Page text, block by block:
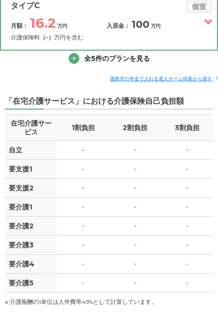
月額費用 13.9
7.5
4.5 万円
食費 ? 1.9 万円
水道・光熱費 0
?
その他
介護保険料
タイプC 個室
月額： 16.2 万円
介護保険料 （-） 万円を含む
入居金： 100 万円
入居金
その他費用
補足情報
家賃 9.8 万円
管理費 ? 4.5 万円
食費 ? 1.9
水道・光熱費
上乗せ介護費 ?
その他
介護保険料 - 万円
全5件のプランを見る
徳島市の年金で入れる老人ホーム特集から探す
「在宅介護サービス」における介護保険自己負担額
在宅介護サー
ビス
1割負担 2割負担 3割負担
自立 - - -
要支援1 - - -
要支援2 - - -
要介護1 - - -
要介護2 - - -
要介護3 - - -
要介護4 - - -
要介護5 - - -
※ 介護報酬の1単位は人件費率45%として計算しています。